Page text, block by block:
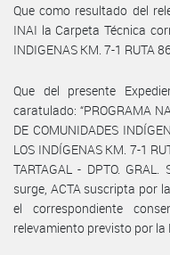
Que como resultado del
INAI la Carpeta Técnica
INDIGENAS KM. 7-1 RUTA
Que del presente
caratulado: “PROGRAMA
DE COMUNIDADES
LOS INDÍGENAS KM. 7-1
TARTAGAL - DPTO. GRAL.
surge, ACTA suscripta por
el correspondiente
relevamiento previsto por la